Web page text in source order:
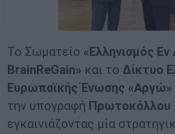
Το Σωματείο «Ελληνισμός Εν
BrainReGain» και το Δίκτυο
Ευρωπαϊκής Ένωσης «Αργώ»
την υπογραφή Πρωτοκόλλου
εγκαινιάζοντας μία